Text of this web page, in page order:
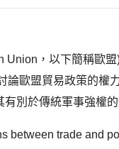
，以下簡稱歐
歐盟貿易政策的權
別於傳統軍事強權
between trade and